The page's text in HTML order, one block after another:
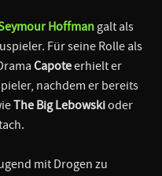
Hoffmangalt als
Für seine Rolle als
Capoteerhielt er
nachdem er bereits
The Big Lebowskioder
mit Drogen zu